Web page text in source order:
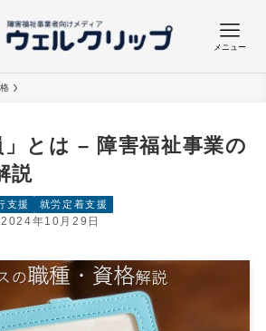
メニュー
」とは – 障害福祉事業の
説
支援 就労定着支援
2024年10月29日